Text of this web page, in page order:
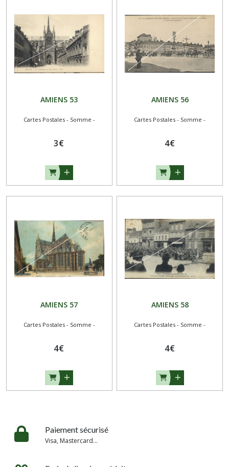
AMIENS 53
Cartes Postales - Somme -
3€
AMIENS 56
Cartes Postales - Somme -
4€
AMIENS 57
Cartes Postales - Somme -
4€
AMIENS 58
Cartes Postales - Somme -
4€
Paiement sécurisé
Visa, Mastercard...